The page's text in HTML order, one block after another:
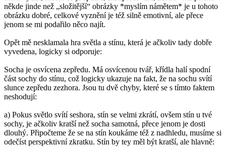
někde jinde než „složitější“ obrázky *myslím námětem* je u tohoto
obrázku dobré, celkové vyznění je též silně emotivní, ale přece
jenom se mi podařilo něco najít.
Opět mě nesklamala hra světla a stínu, která je ačkoliv tady dobře
vyvedena, logicky si odporuje:
Socha je osvícena zepředu. Má osvícenou tvář, křídla halí spodní
část sochy do stínu, což logicky ukazuje na fakt, že na sochu svítí
slunce zepředu zezhora. Jsou tu dvě chyby, které se s tímto faktem
neshodují:
a) Pokus světlo svítí seshora, stín se velmi zkrátí, ovšem stín u tvé
sochy, je ačkoliv kratší než socha samotná, přece jenom je dosti
dlouhý. Připočteme že se na stín koukáme též z nadhledu, musíme si
odečíst perspektivní zkratku. Stín by tey měl být kratší, ale hlavně: